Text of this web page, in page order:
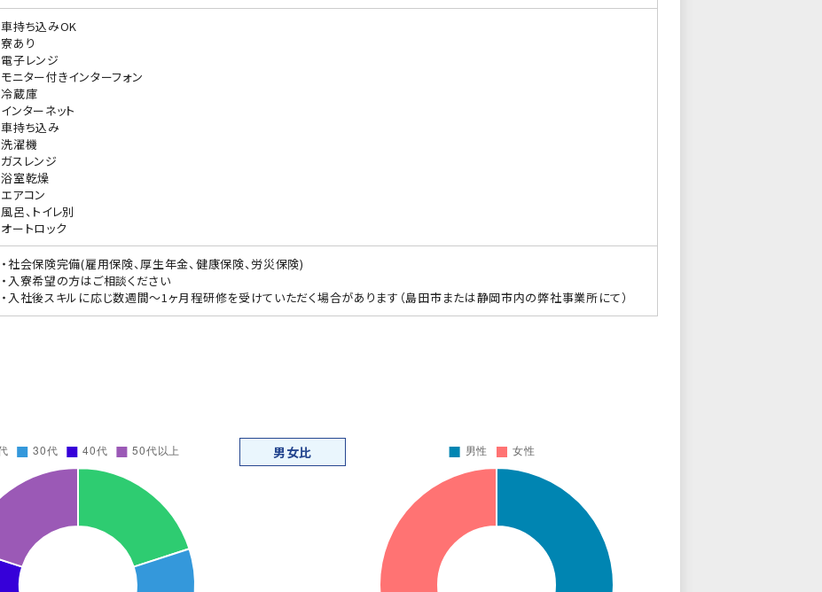
車持ち込みOK
寮あり
電子レンジ
モニター付きインターフォン
冷蔵庫
インターネット
車持ち込み
洗濯機
ガスレンジ
浴室乾燥
エアコン
風呂、トイレ別
オートロック
・社会保険完備(雇用保険、厚生年金、健康保険、労災保険)
・入寮希望の方はご相談ください
・入社後スキルに応じ数週間～1ヶ月程研修を受けていただく場合があります（島田市または静岡市内の弊社事業所にて）
男女比